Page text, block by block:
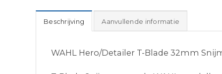
Beschrijving Aanvullende informatie
WAHL Hero/Detailer T-Blade 32mm